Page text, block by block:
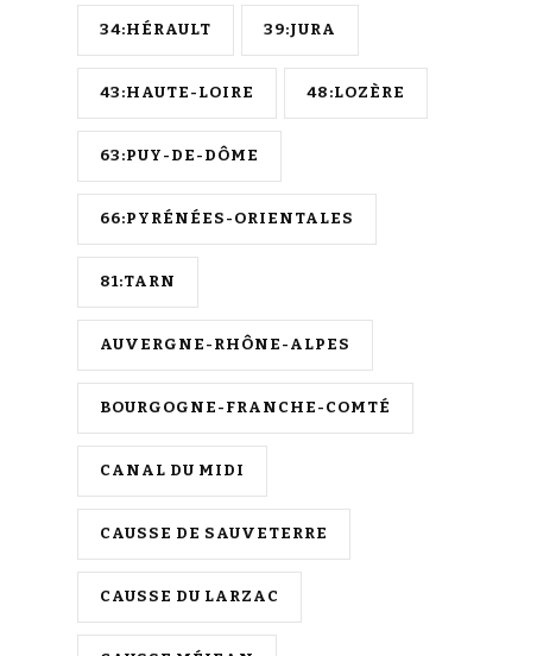
34:HÉRAULT 39:JURA
43:HAUTE-LOIRE 48:LOZÈRE
63:PUY-DE-DÔME
66:PYRÉNÉES-ORIENTALES
81:TARN
AUVERGNE-RHÔNE-ALPES
BOURGOGNE-FRANCHE-COMTÉ
CANAL DU MIDI
CAUSSE DE SAUVETERRE
CAUSSE DU LARZAC